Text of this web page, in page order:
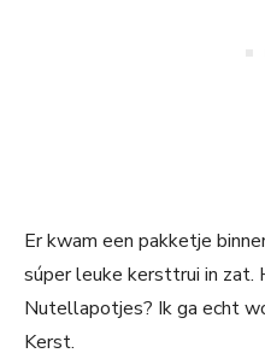
Er kwam een pakketje
súper leuke kersttrui in zat.
Nutellapotjes? Ik ga echt
Kerst.